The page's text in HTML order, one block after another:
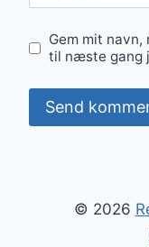
Gem mit
til næste gang
© 2026